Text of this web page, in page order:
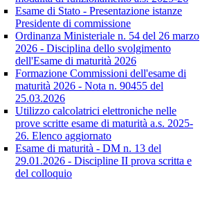
Esame di Stato - Presentazione istanze
Presidente di commissione
Ordinanza Ministeriale n. 54 del 26 marzo
2026 - Disciplina dello svolgimento
dell'Esame di maturità 2026
Formazione Commissioni dell'esame di
maturità 2026 - Nota n. 90455 del
25.03.2026
Utilizzo calcolatrici elettroniche nelle
prove scritte esame di maturità a.s. 2025-
26. Elenco aggiornato
Esame di maturità - DM n. 13 del
29.01.2026 - Discipline II prova scritta e
del colloquio